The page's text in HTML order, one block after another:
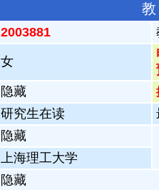
2003881
女
隐藏
研究生在读
隐藏
上海理工大学
隐藏